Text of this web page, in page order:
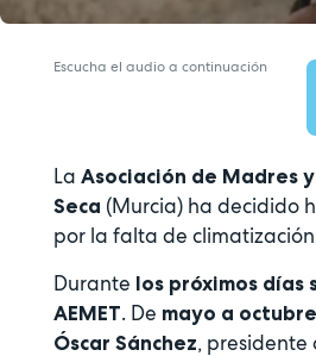
Escucha el audio a continuación
La Asociación de Madres
Seca (Murcia) ha decidido
por la falta de
Durante los próximos días
AEMET. De mayo a octubre
Óscar Sánchez, presidente